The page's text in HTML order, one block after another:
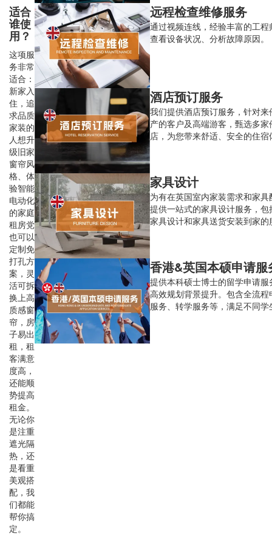
适合
谁使
用？
这项服
务非常
适合：
新家入
住，追
求品质
家装的
人想升
级旧家
窗帘风
格、体
验智能
电动化
的家庭
租房党
也可以
定制免
打孔方
案，灵
活可拆
换上高
质感窗
帘，房
子易出
租，租
客满意
度高，
还能顺
势提高
租金。
无论你
是注重
遮光隔
热，还
是看重
美观搭
配，我
们都能
帮你搞
定。
远程检查维修服务
通过视频连线，经验丰富的工程
查看设备状况、分析故障原因。
酒店预订服务
我们提供酒店预订服务，针对来
产的客户及高端游客，甄选多
店，为您带来舒适、安全的住宿
家具设计
为有在英国室内家装需求和家
提供一站式的家具设计服务，包
家具设计和家具送货安装到家的
香港&英国本硕申请服
提供本科硕士博士的留学申请服
高效规划背景提升。包含全流程
服务、转学服务等，满足不同